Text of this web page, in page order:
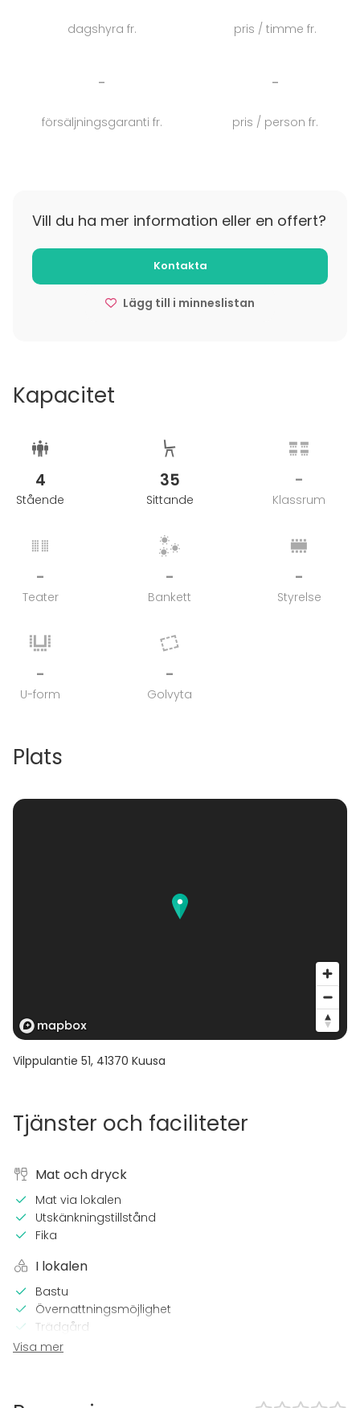
- Maksimihenkilömäärä: noin 35 henkilöä
- Elämyksen kesto: 2 tuntia
dagshyra fr. pris / timme fr.
-
försäljningsgaranti fr.
-
pris / person fr.
Vill du ha mer information eller en offert?
Kontakta
Lägg till i minneslistan
Kapacitet
4
Stående
35
Sittande
-
Klassrum
-
Teater
-
Bankett
-
Styrelse
-
U-form
-
Golvyta
Plats
Vilppulantie 51, 41370 Kuusa
Tjänster och faciliteter
Mat och dryck
Mat via lokalen
Utskänkningstillstånd
Fika
I lokalen
Bastu
Övernattningsmöjlighet
Trädgård
Evenemang
Visa mer